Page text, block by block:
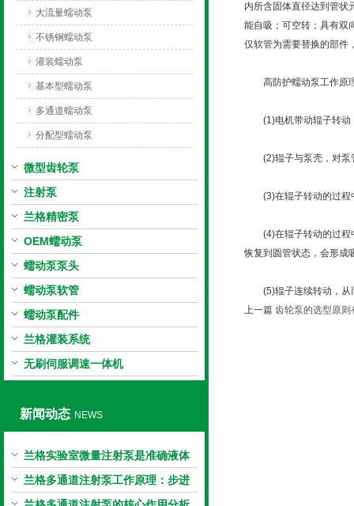
大流量蠕动泵
不锈钢蠕动泵
灌装蠕动泵
基本型蠕动泵
多通道蠕动泵
分配型蠕动泵
微型齿轮泵
注射泵
兰格精密泵
OEM蠕动泵
蠕动泵泵头
蠕动泵软管
蠕动泵配件
兰格灌装系统
无刷伺服调速一体机
新闻动态 NEWS
兰格实验室微量注射泵是准确液体
输送的科学工具
兰格多通道注射泵工作原理：步进
内所含固体直径达到管状
能自吸；可空转；具有双
仅软管为需要替换的部件
高防护蠕动泵工作原
(1)电机带动辊子转动
(2)辊子与泵壳，对泵
(3)在辊子转动的过程
(4)在辊子转动的过程中
恢复到圆管状态，会形成
(5)辊子连续转动，从
上一篇 齿轮泵的选型原则